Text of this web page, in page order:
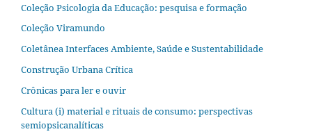
Coleção Psicologia da Educação: pesquisa e formação
Coleção Viramundo
Coletânea Interfaces Ambiente, Saúde e Sustentabilidade
Construção Urbana Crítica
Crônicas para ler e ouvir
Cultura (i) material e rituais de consumo: perspectivas
semiopsicanalíticas